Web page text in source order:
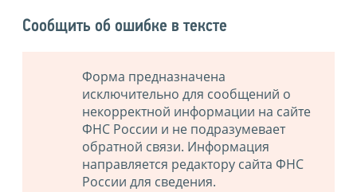
Сообщить об ошибке в тексте
Форма предназначена
исключительно для сообщений о
некорректной информации на сайте
ФНС России и не подразумевает
обратной связи. Информация
направляется редактору сайта ФНС
России для сведения.